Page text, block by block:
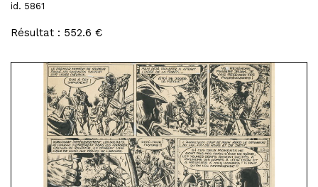
id. 5861
Résultat : 552.6 €